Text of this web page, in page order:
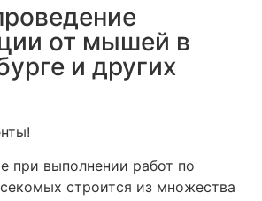
от мышей в
и других
при выполнении работ по
строится из множества